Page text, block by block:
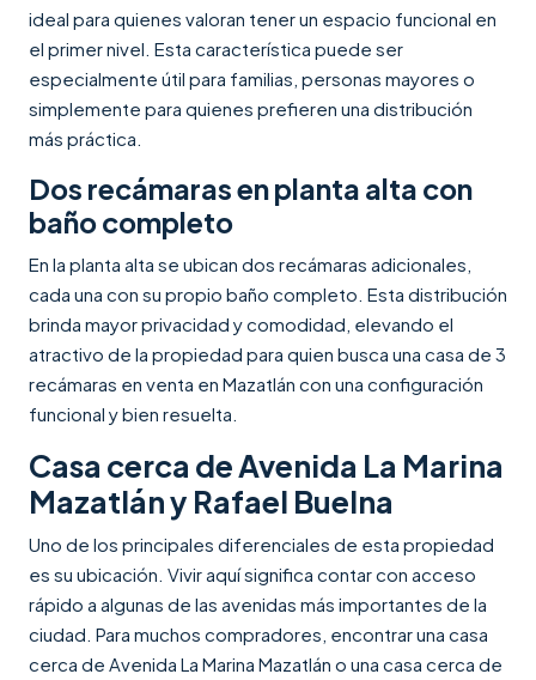
ideal para quienes valoran tener un espacio funcional en
el primer nivel. Esta característica puede ser
especialmente útil para familias, personas mayores o
simplemente para quienes prefieren una distribución
más práctica.
Dos recámaras en planta alta con
baño completo
En la planta alta se ubican dos recámaras adicionales,
cada una con su propio baño completo. Esta distribución
brinda mayor privacidad y comodidad, elevando el
atractivo de la propiedad para quien busca una casa de 3
recámaras en venta en Mazatlán con una configuración
funcional y bien resuelta.
Casa cerca de Avenida La Marina
Mazatlán y Rafael Buelna
Uno de los principales diferenciales de esta propiedad
es su ubicación. Vivir aquí significa contar con acceso
rápido a algunas de las avenidas más importantes de la
ciudad. Para muchos compradores, encontrar una casa
cerca de Avenida La Marina Mazatlán o una casa cerca de